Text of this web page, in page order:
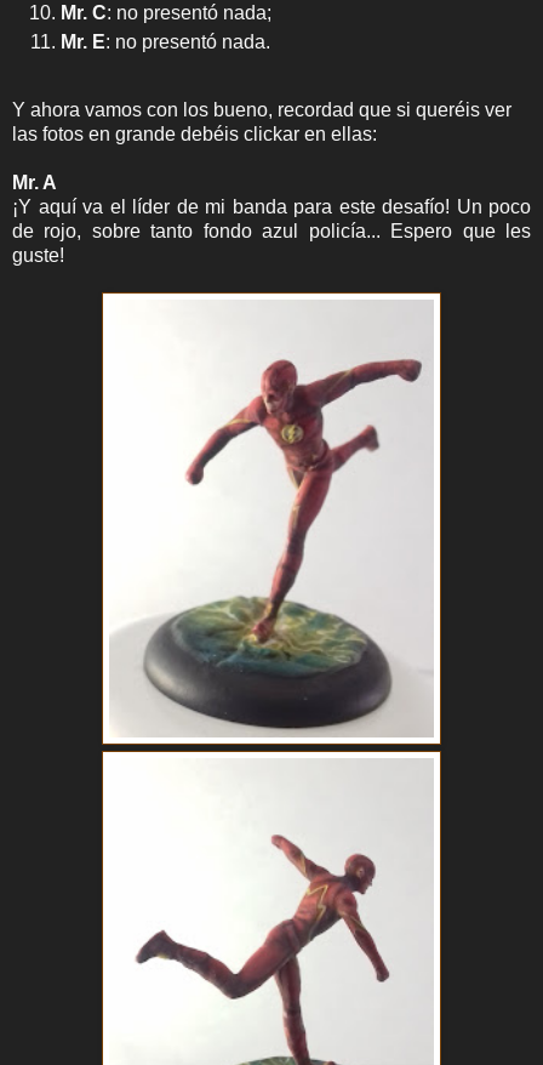
Mr. C: no presentó nada;
Mr. E: no presentó nada.
Y ahora vamos con los bueno, recordad que si queréis ver
las fotos en grande debéis clickar en ellas:
Mr. A
¡Y aquí va el líder de mi banda para este desafío! Un poco
de rojo, sobre tanto fondo azul policía... Espero que les
guste!